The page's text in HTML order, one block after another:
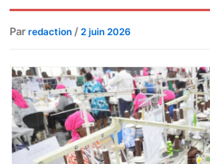
Par redaction / 2 juin 2026